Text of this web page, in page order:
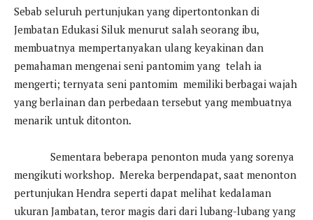
Sebab seluruh pertunjukan yang dipertontonkan di
Jembatan Edukasi Siluk menurut salah seorang ibu,
membuatnya mempertanyakan ulang keyakinan dan
pemahaman mengenai seni pantomim yang telah ia
mengerti; ternyata seni pantomim memiliki berbagai wajah
yang berlainan dan perbedaan tersebut yang membuatnya
menarik untuk ditonton.
Sementara beberapa penonton muda yang sorenya
mengikuti workshop. Mereka berpendapat, saat menonton
pertunjukan Hendra seperti dapat melihat kedalaman
ukuran Jambatan, teror magis dari dari lubang-lubang yang